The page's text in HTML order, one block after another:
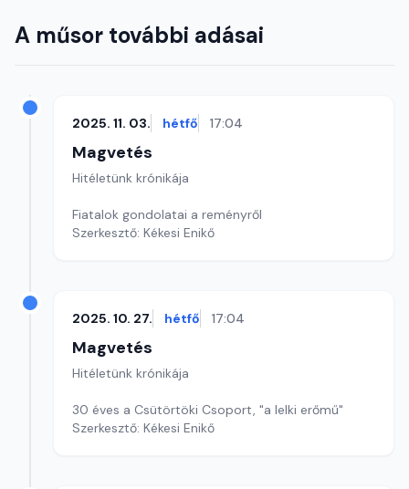
A műsor további adásai
2025. 11. 03. hétfő 17:04
Magvetés
Hitéletünk krónikája
Fiatalok gondolatai a reményről
Szerkesztő: Kékesi Enikő
2025. 10. 27. hétfő 17:04
Magvetés
Hitéletünk krónikája
30 éves a Csütörtöki Csoport, "a lelki erőmű"
Szerkesztő: Kékesi Enikő